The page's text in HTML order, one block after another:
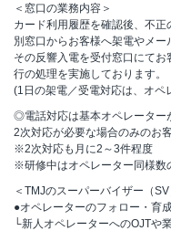
＜窓口の業務内容＞
カード利用履歴を確認後、不正
別窓口からお客様へ架電やメー
その反響入電を受付窓口にて
行の処理を実施しております。
(1日の架電／受電対応は、オ
◎電話対応は基本オペレーター
2次対応が必要な場合のみのお
※2次対応も月に2～3件程度
※研修中はオペレーター同様数
＜TMJのスーパーバイザー（
●オペレーターのフォロー・育
└新人オペレーターへのOJTや